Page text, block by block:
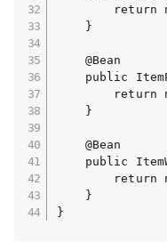
return
    }
    @Bean
public
return
    }
    @Bean
public
return
    }